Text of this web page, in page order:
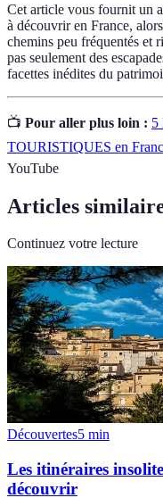
Cet article vous fournit un
à découvrir en France,
chemins peu fréquentés et
pas seulement des
facettes inédites du
📺 Pour aller plus loin : 5
TOURISTIQUES en
YouTube
Articles
Continuez votre lecture
Découvertes5 min
Les itinéraires
découvrir